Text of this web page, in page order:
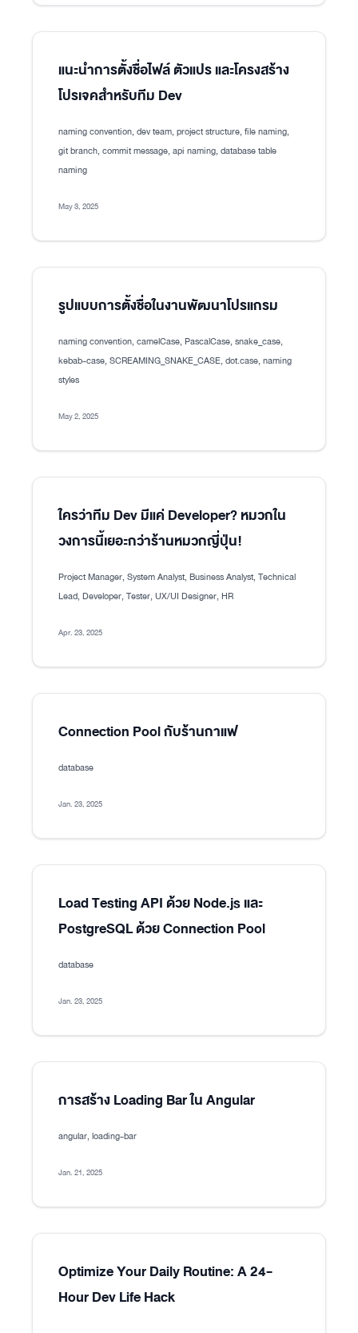
แนะนำการตั้งชื่อไฟล์ ตัวแปร และโครงสร้าง
โปรเจคสำหรับทีม Dev
naming convention, dev team, project structure, file naming,
git branch, commit message, api naming, database table
naming
May 3, 2025
รูปแบบการตั้งชื่อในงานพัฒนาโปรแกรม
naming convention, camelCase, PascalCase, snake_case,
kebab-case, SCREAMING_SNAKE_CASE, dot.case, naming
styles
May 2, 2025
ใครว่าทีม Dev มีแค่ Developer? หมวกใน
วงการนี้เยอะกว่าร้านหมวกญี่ปุ่น!
Project Manager, System Analyst, Business Analyst, Technical
Lead, Developer, Tester, UX/UI Designer, HR
Apr. 23, 2025
Connection Pool กับร้านกาแฟ
database
Jan. 23, 2025
Load Testing API ด้วย Node.js และ
PostgreSQL ด้วย Connection Pool
database
Jan. 23, 2025
การสร้าง Loading Bar ใน Angular
angular, loading-bar
Jan. 21, 2025
Optimize Your Daily Routine: A 24-
Hour Dev Life Hack